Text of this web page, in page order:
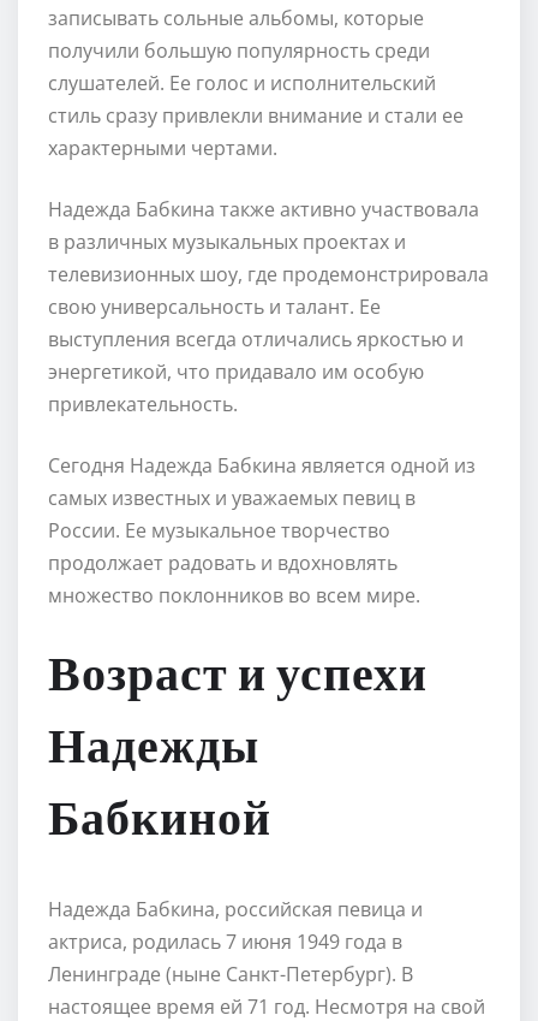
записывать сольные альбомы, которые
получили большую популярность среди
слушателей. Ее голос и исполнительский
стиль сразу привлекли внимание и стали ее
характерными чертами.
Надежда Бабкина также активно участвовала
в различных музыкальных проектах и
телевизионных шоу, где продемонстрировала
свою универсальность и талант. Ее
выступления всегда отличались яркостью и
энергетикой, что придавало им особую
привлекательность.
Сегодня Надежда Бабкина является одной из
самых известных и уважаемых певиц в
России. Ее музыкальное творчество
продолжает радовать и вдохновлять
множество поклонников во всем мире.
Возраст и успехи
Надежды
Бабкиной
Надежда Бабкина, российская певица и
актриса, родилась 7 июня 1949 года в
Ленинграде (ныне Санкт-Петербург). В
настоящее время ей 71 год. Несмотря на свой